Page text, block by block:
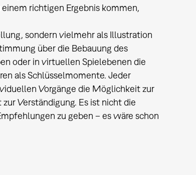
richtigen Ergebnis kommen,
sondern vielmehr als Illustration
über die Bebauung des
oder in virtuellen Spielebenen die
als Schlüsselmomente. Jeder
Vorgänge die Möglichkeit zur
Verständigung. Es ist nicht die
zu geben – es wäre schon